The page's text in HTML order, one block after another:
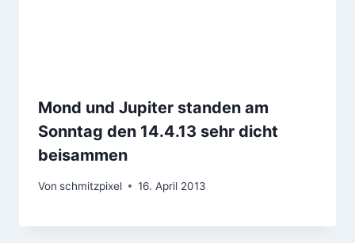
Mond und Jupiter standen am
Sonntag den 14.4.13 sehr dicht
beisammen
Von schmitzpixel 16. April 2013